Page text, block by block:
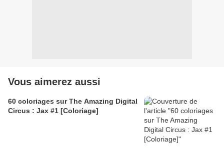
Vous aimerez aussi
60 coloriages sur The Amazing Digital
Circus : Jax #1 [Coloriage]